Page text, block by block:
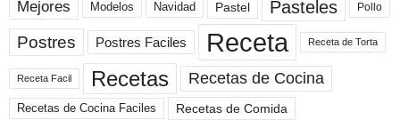
Mejores Modelos Navidad Pastel Pasteles Pollo
Postres Postres Faciles Receta Receta de Torta
Receta Facil Recetas Recetas de Cocina
Recetas de Cocina Faciles
Recetas de Comida